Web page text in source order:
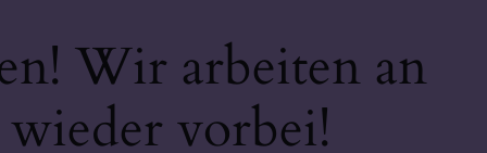
Wir arbeiten an
vorbei!